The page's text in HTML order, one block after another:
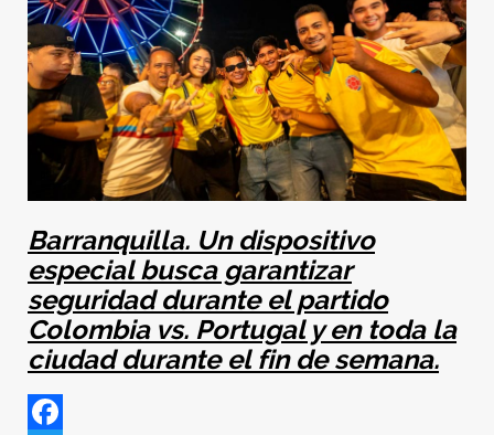
Barranquilla. Un dispositivo
especial busca garantizar
seguridad durante el partido
Colombia vs. Portugal y en toda la
ciudad durante el fin de semana.